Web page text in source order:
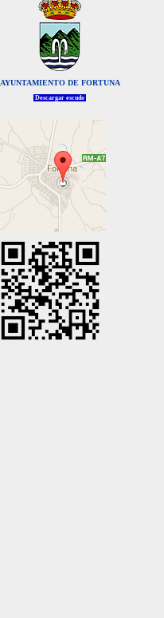
AYUNTAMIENTO DE FORTUNA
Descargar escudo